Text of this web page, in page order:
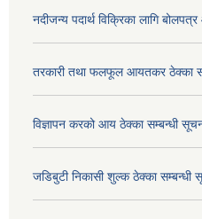
नदीजन्य पदार्थ विक्रिका लागि
तरकारी तथा फलफूल आयतकर ठेक्का
विज्ञापन करको आय ठेक्का सम्बन्धी
जडिबुटी निकासी शुल्क ठेक्का सम्बन्धी